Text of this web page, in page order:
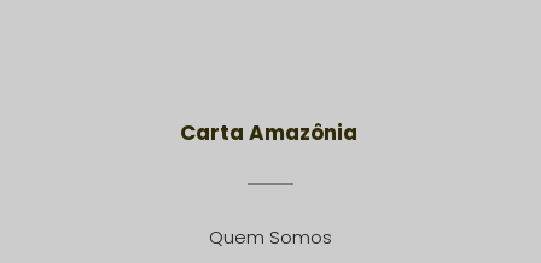
Carta Amazônia
Quem Somos